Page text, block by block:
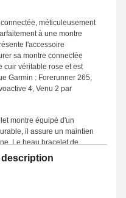
méticuleusement
à une montre
l'accessoire
sa montre connectée
cuir véritable rose et est
Garmin : Forerunner 265,
4, Venu 2 par
montre équipé d'un
il assure un maintien
Le beau bracelet de
de 22 mm afin d'assurer
ergonomique, le
à vos exigences de